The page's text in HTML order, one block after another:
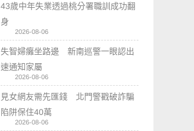
43歲中年失業透過桃分署職訓成功翻
身
2026-08-06
失智婦癱坐路邊 新南巡警一眼認出
速通知家屬
2026-08-06
見女網友需先匯錢 北門警戳破詐騙
陷阱保住40萬
2026-08-06